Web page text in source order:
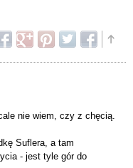
nie wiem, czy z chęcią.
Suflera, a tam
- jest tyle gór do